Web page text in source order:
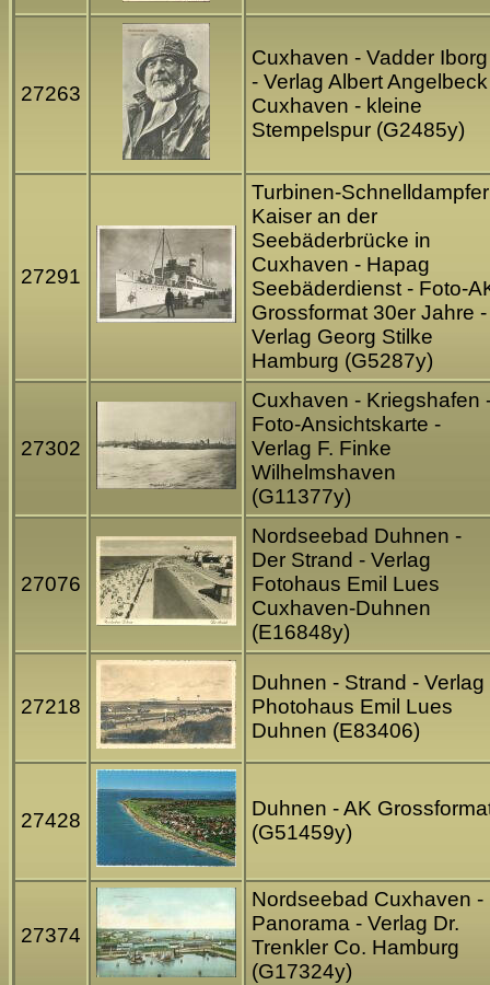
27263
Cuxhaven - Vadder Iborg
- Verlag Albert Angelbeck
Cuxhaven - kleine
Stempelspur (G2485y)
27291
Turbinen-Schnelldampfer
Kaiser an der
Seebäderbrücke in
Cuxhaven - Hapag
Seebäderdienst - Foto-
Grossformat 30er Jahre -
Verlag Georg Stilke
Hamburg (G5287y)
27302
Cuxhaven - Kriegshafen
Foto-Ansichtskarte -
Verlag F. Finke
Wilhelmshaven
(G11377y)
27076
Nordseebad Duhnen -
Der Strand - Verlag
Fotohaus Emil Lues
Cuxhaven-Duhnen
(E16848y)
27218
Duhnen - Strand - Verlag
Photohaus Emil Lues
Duhnen (E83406)
27428
Duhnen - AK
(G51459y)
27374
Nordseebad Cuxhaven -
Panorama - Verlag Dr.
Trenkler Co. Hamburg
(G17324y)